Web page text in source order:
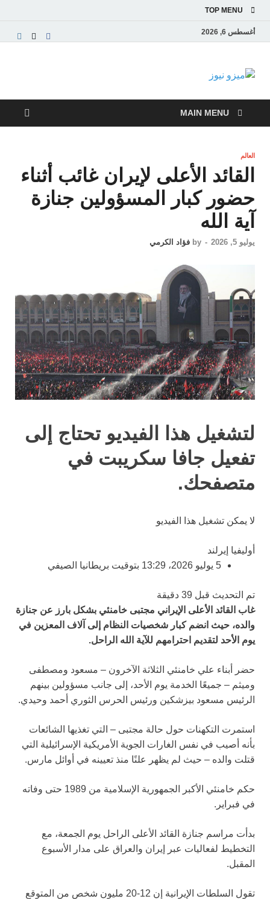
TOP MENU
أغسطس 6, 2026
ميزو نيوز
والاقتصادية
MAIN MENU
العالم
القائد الأعلى لإيران غائب أثناء
حضور كبار المسؤولين جنازة
آية الله
يوليو 5, 2026 -
by فؤاد الكرمي
لتشغيل هذا الفيديو تحتاج إلى
تفعيل جافا سكريبت في
متصفحك.
لا يمكن تشغيل هذا الفيديو
أوليفيا إيرلند
5 يوليو 2026، 13:29 بتوقيت بريطانيا الصيفي
تم التحديث قبل 39 دقيقة
غاب القائد الأعلى الإيراني مجتبى خامنئي بشكل بارز عن جنازة
والده، حيث انضم كبار شخصيات النظام إلى آلاف المعزين في
يوم الأحد لتقديم احترامهم للآية الله الراحل.
حضر أبناء علي خامنئي الثلاثة الآخرون – مسعود ومصطفى
وميثم – جميعًا الخدمة يوم الأحد، إلى جانب مسؤولين بينهم
الرئيس مسعود بيزشكين ورئيس الحرس الثوري أحمد وحيدي.
استمرت التكهنات حول حالة مجتبى – التي تغذيها الشائعات
بأنه أصيب في نفس الغارات الجوية الأمريكية الإسرائيلية التي
قتلت والده – حيث لم يظهر علنًا منذ تعيينه في أوائل مارس.
حكم خامنئي الأكبر الجمهورية الإسلامية من 1989 حتى وفاته
في فبراير.
بدأت مراسم جنازة القائد الأعلى الراحل يوم الجمعة، مع
التخطيط لفعاليات عبر إيران والعراق على مدار الأسبوع
المقبل.
تقول السلطات الإيرانية إن 12-20 مليون شخص من المتوقع